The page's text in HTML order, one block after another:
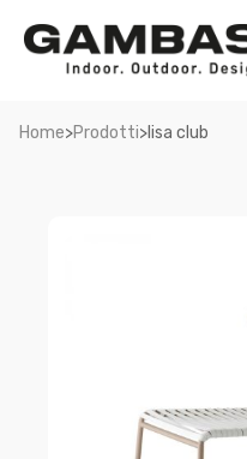
Home>Prodotti>lisa club